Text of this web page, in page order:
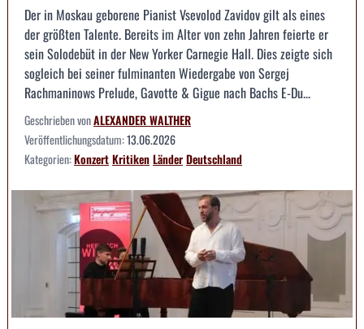
Der in Moskau geborene Pianist Vsevolod Zavidov gilt als eines
der größten Talente. Bereits im Alter von zehn Jahren feierte er
sein Solodebüt in der New Yorker Carnegie Hall. Dies zeigte sich
sogleich bei seiner fulminanten Wiedergabe von Sergej
Rachmaninows Prelude, Gavotte & Gigue nach Bachs E-Du...
Geschrieben vonALEXANDER WALTHER
Veröffentlichungsdatum:13.06.2026
Kategorien:KonzertKritikenLänderDeutschland